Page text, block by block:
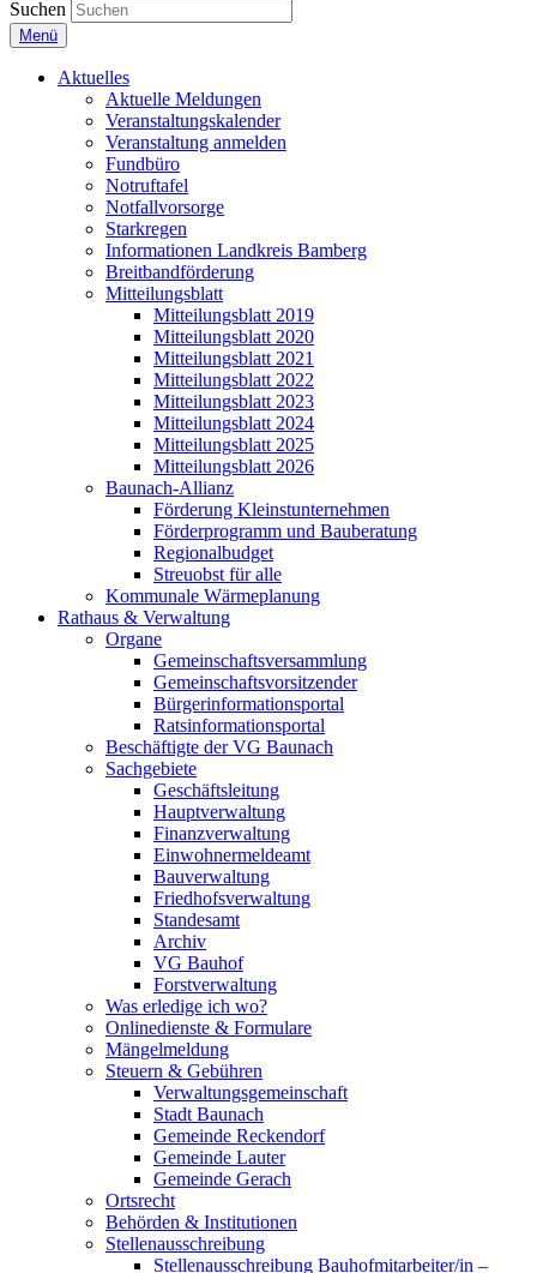
Suchen
Menü
Aktuelles
Aktuelle Meldungen
Veranstaltungskalender
Veranstaltung anmelden
Fundbüro
Notruftafel
Notfallvorsorge
Starkregen
Informationen Landkreis Bamberg
Breitbandförderung
Mitteilungsblatt
Mitteilungsblatt 2019
Mitteilungsblatt 2020
Mitteilungsblatt 2021
Mitteilungsblatt 2022
Mitteilungsblatt 2023
Mitteilungsblatt 2024
Mitteilungsblatt 2025
Mitteilungsblatt 2026
Baunach-Allianz
Förderung Kleinstunternehmen
Förderprogramm und Bauberatung
Regionalbudget
Streuobst für alle
Kommunale Wärmeplanung
Rathaus & Verwaltung
Organe
Gemeinschaftsversammlung
Gemeinschaftsvorsitzender
Bürgerinformationsportal
Ratsinformationsportal
Beschäftigte der VG Baunach
Sachgebiete
Geschäftsleitung
Hauptverwaltung
Finanzverwaltung
Einwohnermeldeamt
Bauverwaltung
Friedhofsverwaltung
Standesamt
Archiv
VG Bauhof
Forstverwaltung
Was erledige ich wo?
Onlinedienste & Formulare
Mängelmeldung
Steuern & Gebühren
Verwaltungsgemeinschaft
Stadt Baunach
Gemeinde Reckendorf
Gemeinde Lauter
Gemeinde Gerach
Ortsrecht
Behörden & Institutionen
Stellenausschreibung
Stellenausschreibung Bauhofmitarbeiter/in –